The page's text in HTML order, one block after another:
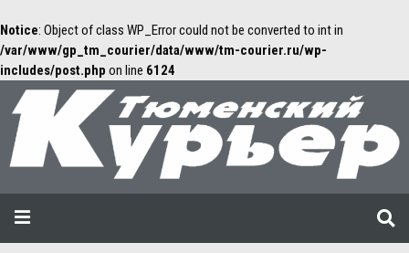
Notice: Object of class WP_Error could not be converted to int in
/var/www/gp_tm_courier/data/www/tm-courier.ru/wp-
includes/post.php on line 6124